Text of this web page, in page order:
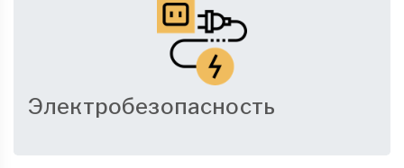
Электробезопасность